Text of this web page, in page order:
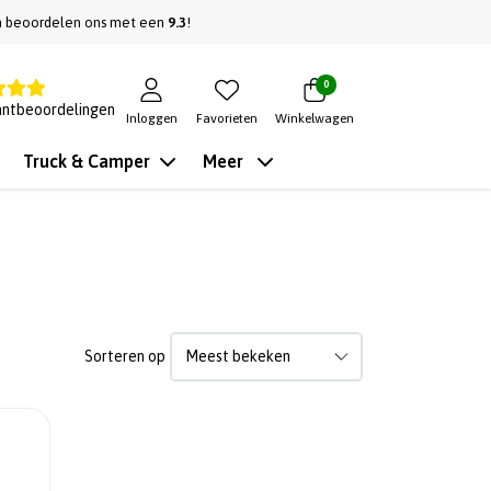
beoordelen ons met een 9.3!
Inloggen Favorieten
0
Winkelwagen
Truck & Camper Meer
Sorteren op